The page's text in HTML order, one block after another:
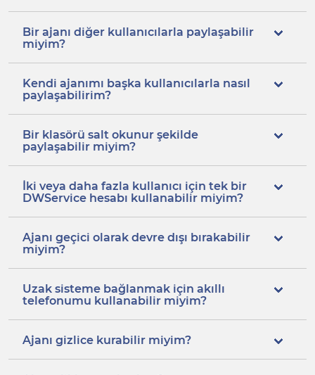
Bir ajanı diğer kullanıcılarla paylaşabilir
miyim?
Kendi ajanımı başka kullanıcılarla nasıl
paylaşabilirim?
Bir klasörü salt okunur şekilde
paylaşabilir miyim?
İki veya daha fazla kullanıcı için tek bir
DWService hesabı kullanabilir miyim?
Ajanı geçici olarak devre dışı bırakabilir
miyim?
Uzak sisteme bağlanmak için akıllı
telefonumu kullanabilir miyim?
Ajanı gizlice kurabilir miyim?